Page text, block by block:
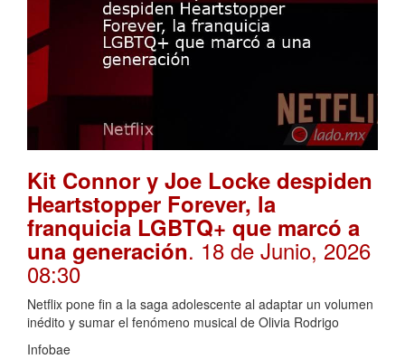
Kit Connor y Joe Locke despiden
Heartstopper Forever, la
franquicia LGBTQ+ que marcó a
una generación. 18 de Junio, 2026
08:30
Netflix pone fin a la saga adolescente al adaptar un volumen
inédito y sumar el fenómeno musical de Olivia Rodrigo
Infobae